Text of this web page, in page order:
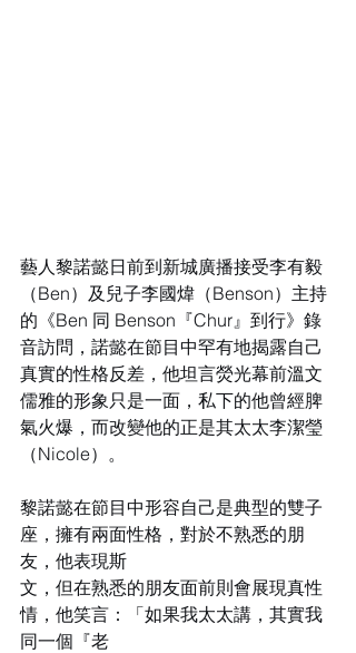
藝人黎諾懿日前到新城廣播接受李有毅
（Ben）及兒子李國煒（Benson）主持
的《Ben 同 Benson『Chur』到行》錄
音訪問，諾懿在節目中罕有地揭露自己
真實的性格反差，他坦言熒光幕前溫文
儒雅的形象只是一面，私下的他曾經脾
氣火爆，而改變他的正是其太太李潔瑩
（Nicole）。
黎諾懿在節目中形容自己是典型的雙子
座，擁有兩面性格，對於不熟悉的朋
友，他表現斯
文，但在熟悉的朋友面前則會展現真性
情，他笑言：「如果我太太講，其實我
同一個『老